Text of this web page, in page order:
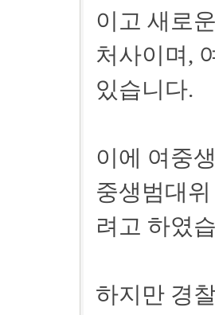
이고 새로
처사이며,
있습니다.
이에 여중
중생범대
려고 하였
하지만 경